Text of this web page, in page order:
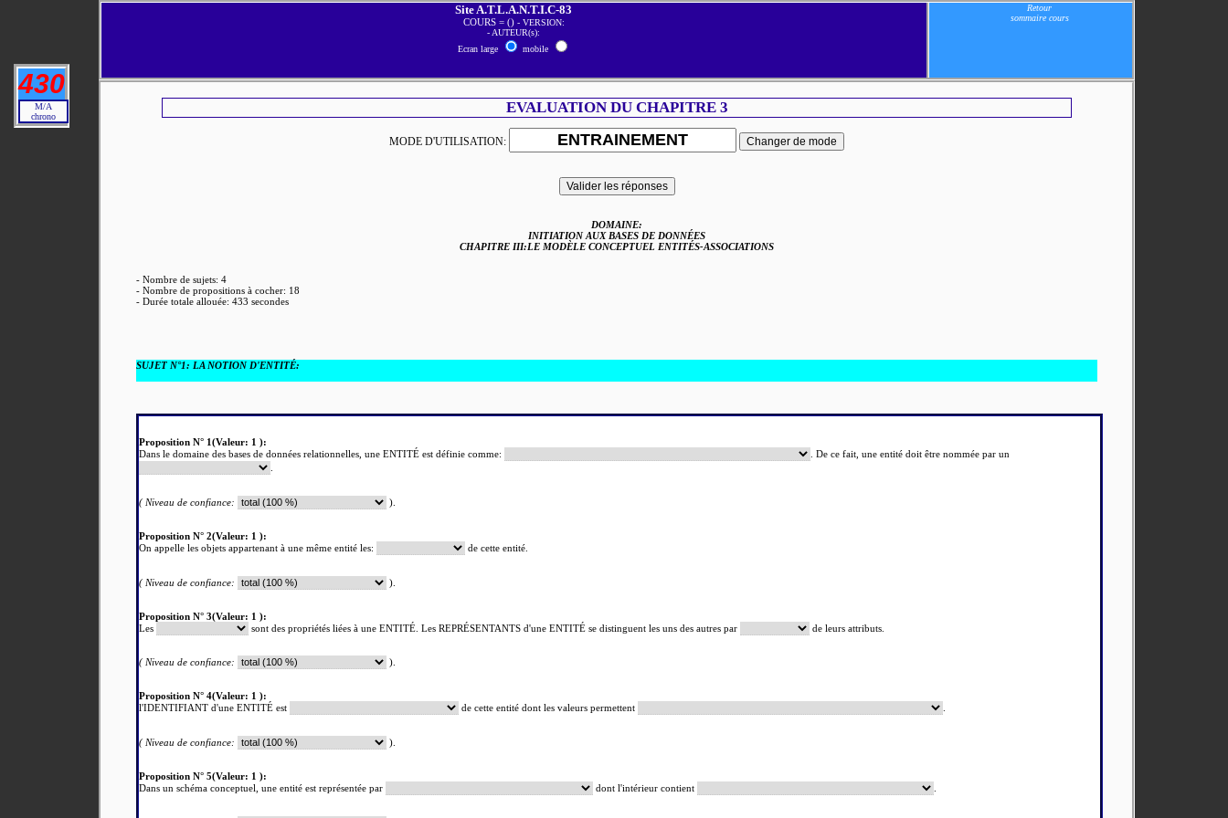
Site A.T.L.A.N.T.I.C-83
COURS = () - VERSION:
- AUTEUR(s):
Ecran large
mobile
Retour
sommaire cours
EVALUATION DU CHAPITRE 3
MODE D'UTILISATION:
DOMAINE:
INITIATION AUX BASES DE DONNÉES
CHAPITRE III:LE MODÈLE CONCEPTUEL ENTITÉS-ASSOCIATIONS
- Nombre de sujets: 4
- Nombre de propositions à cocher: 18
- Durée totale allouée: 433 secondes
SUJET N°1: LA NOTION D'ENTITÉ:
Proposition N° 1(Valeur: 1 ):
Dans le domaine des bases de données relationnelles, une ENTITÉ est définie comme:
. De ce fait, une entité doit être nommée par un
( Niveau de confiance: ).
Proposition N° 2(Valeur: 1 ):
On appelle les objets appartenant à une même entité les:
de cette entité.
( Niveau de confiance: ).
Proposition N° 3(Valeur: 1 ):
Les
sont des propriétés liées à une ENTITÉ. Les REPRÉSENTANTS d'une ENTITÉ se distinguent les uns des autres par de leurs attributs.
( Niveau de confiance: ).
Proposition N° 4(Valeur: 1 ):
l'IDENTIFIANT d'une ENTITÉ est
de cette entité dont les valeurs permettent
( Niveau de confiance: ).
Proposition N° 5(Valeur: 1 ):
Dans un schéma conceptuel, une entité est représentée par
dont l'intérieur contient
430
M/A
chrono